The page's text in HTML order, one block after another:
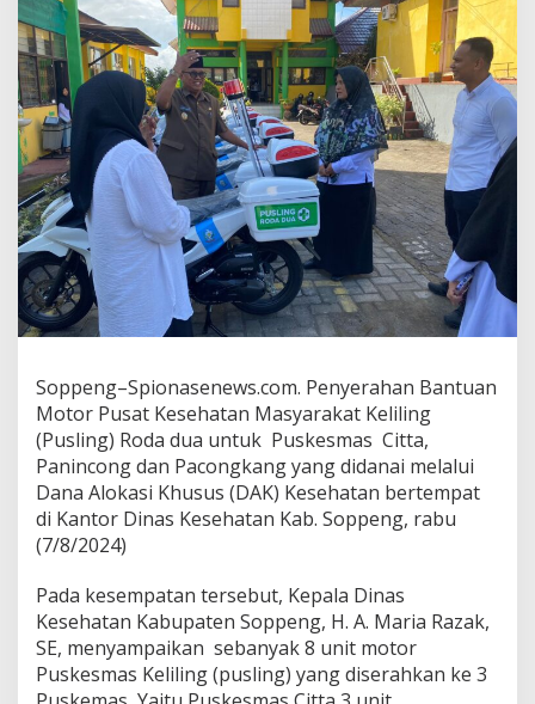
Soppeng–Spionasenews.com. Penyerahan Bantuan
Motor Pusat Kesehatan Masyarakat Keliling
(Pusling) Roda dua untuk Puskesmas Citta,
Panincong dan Pacongkang yang didanai melalui
Dana Alokasi Khusus (DAK) Kesehatan bertempat
di Kantor Dinas Kesehatan Kab. Soppeng, rabu
(7/8/2024)
Pada kesempatan tersebut, Kepala Dinas
Kesehatan Kabupaten Soppeng, H. A. Maria Razak,
SE, menyampaikan sebanyak 8 unit motor
Puskesmas Keliling (pusling) yang diserahkan ke 3